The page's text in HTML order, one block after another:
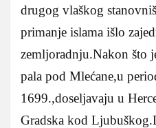
drugog vlaškog
primanje islama išlo
zemljoradnju.Nakon što
pala pod Mlećane,u
1699.,doseljavaju u
Gradska kod